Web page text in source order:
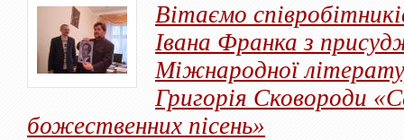
Вітаємо
Івана Франка з
Міжнародної
Григорія Сковороди
божественних пісень»